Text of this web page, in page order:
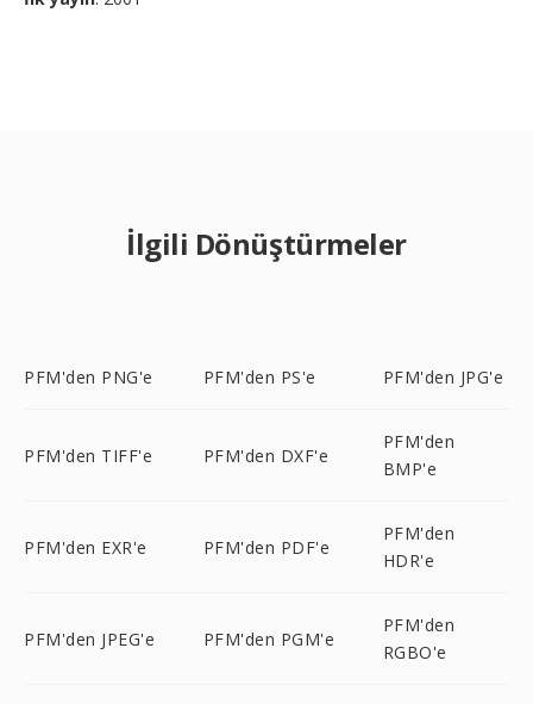
İlgili Dönüştürmeler
PFM'den PNG'e PFM'den PS'e PFM'den JPG'e
PFM'den TIFF'e PFM'den DXF'e
PFM'den
BMP'e
PFM'den EXR'e PFM'den PDF'e
PFM'den
HDR'e
PFM'den JPEG'e PFM'den PGM'e
PFM'den
RGBO'e